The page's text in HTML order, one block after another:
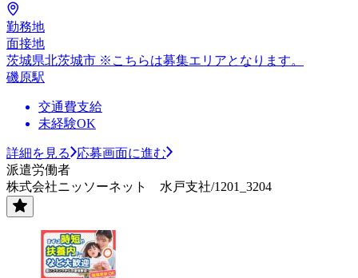
勤務地
面接地
茨城県北茨城市 ※こちらは募集エリアとなります。
磯原駅
交通費支給
未経験OK
詳細を見る
応募画面に進む
派遣労働者
株式会社ニッソーネット 水戸支社/1201_3204